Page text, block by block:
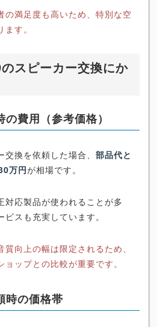
の満足度も高いため、特別な空
す。
スピーカー交換にか
費用（参考価格）
換を依頼した場合、 部品代と
万円が相場です。
対応製品が使われることが多
スも充実しています。
向上の幅は限定されるため、
ップとの比較が重要です。
時の価格帯